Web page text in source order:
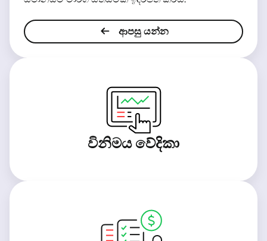
ආපසු යන්න
විනිමය වේදිකා